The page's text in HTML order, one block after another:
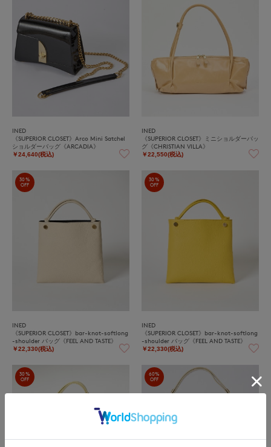
INED
《SUPERIOR CLOSET》Arco Mini Satchel
ショルダーバッグ《ARCADIA》
￥24,640(税込)
INED
《SUPERIOR CLOSET》ミニショルダーバッ
グ《CHRISTIAN VILLA》
￥22,550(税込)
30%
OFF
INED
《SUPERIOR CLOSET》bar-knot-softlong
-shoulder バッグ《FEEL AND TASTE》
￥22,330(税込)
30%
OFF
INED
《SUPERIOR CLOSET》bar-knot-softlong
-shoulder バッグ《FEEL AND TASTE》
￥22,330(税込)
30%
OFF
60%
OFF